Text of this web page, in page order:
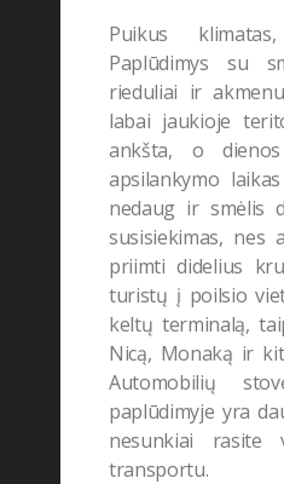
Puikus
Paplūdimys su
rieduliai ir
labai jaukioje
ankšta, o
apsilankymo
nedaug ir smėlis
susisiekimas, nes
priimti didelius
turistų į poilsio
keltų terminalą,
Nicą, Monaką ir
Automobilių
paplūdimyje yra
nesunkiai rasite
transportu.